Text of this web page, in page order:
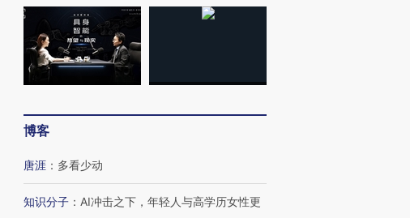
博客
唐涯 ： 多看少动
知识分子 ： AI冲击之下，年轻人与高学历女性更